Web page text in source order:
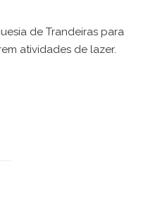
de Trandeiras para
atividades de lazer.